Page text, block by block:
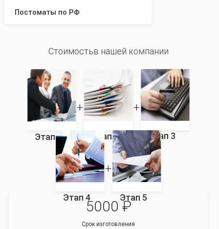
Постоматы по РФ
Стоимостьв нашей компании
Этап 1 Этап 2 Этап 3
Этап 4 Этап 5
5000 ₽
Срок изготовления